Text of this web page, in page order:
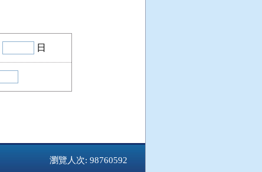
日
瀏覽人次: 98760592